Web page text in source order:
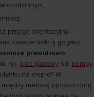
przyjąć orientacyjny
zawsze traktuj go jako
prawidłowo
, np. piec gazowy lub pompy
na ciepło? W
metodą uproszczoną